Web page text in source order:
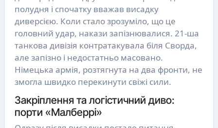
полудня і спочатку вважав висадку
диверсією. Коли стало зрозуміло, що це
головний удар, накази запізнювалися. 21-ша
танкова дивізія контратакувала біля Сворда,
але запізно і недостатньо масовано.
Німецька армія, розтягнута на два фронти, не
змогла швидко перекинути свіжі сили.
Закріплення та логістичний диво:
порти «Малберрі»